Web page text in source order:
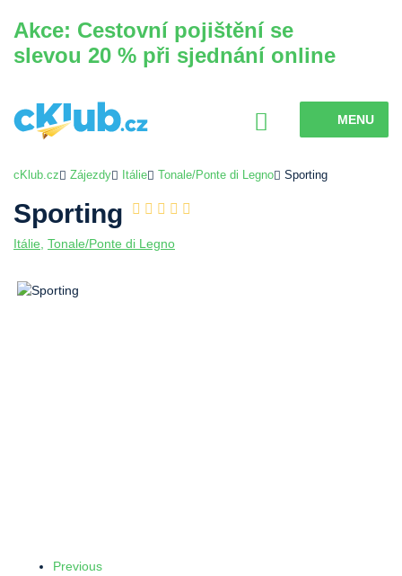
Akce: Cestovní pojištění se
slevou 20 % při sjednání online
MENU
cKlub.cz Zájezdy Itálie Tonale/Ponte di Legno Sporting
Sporting
Itálie Tonale/Ponte di Legno
Previous